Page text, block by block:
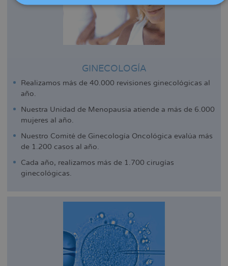
GINECOLOGÍA
Realizamos más de 40.000 revisiones ginecológicas al
año.
Nuestra Unidad de Menopausia atiende a más de 6.000
mujeres al año.
Nuestro Comité de Ginecología Oncológica evalúa más
de 1.200 casos al año.
Cada año, realizamos más de 1.700 cirugías
ginecológicas.